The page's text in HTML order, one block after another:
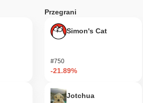
Przegrani
Simon's Cat
#750
-21.89%
Jotchua